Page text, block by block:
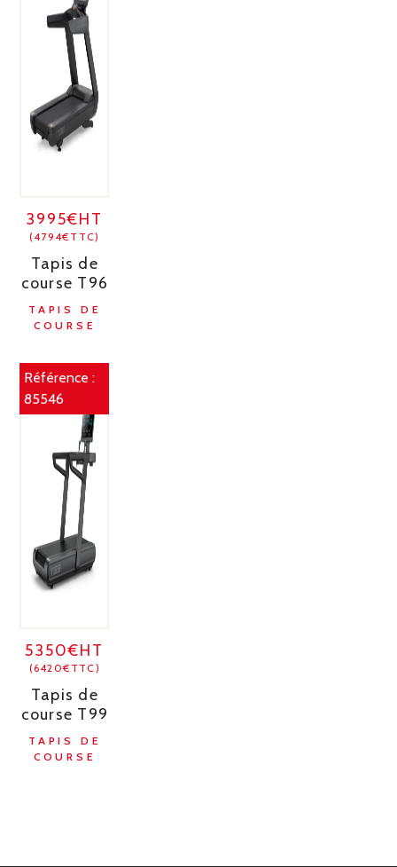
3995€HT
(4794€TTC)
Tapis de
course T96
TAPIS DE
COURSE
Référence :
85546
5350€HT
(6420€TTC)
Tapis de
course T99
TAPIS DE
COURSE